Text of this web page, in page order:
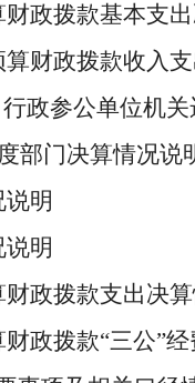
政拨款基本支
财政拨款收入
政参公单位机
部门决算情况说
明
明
政拨款支出决
政拨款“三公”